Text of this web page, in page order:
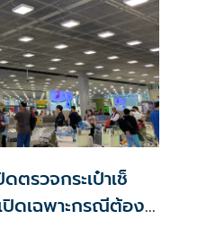
ตรวจกระเป๋าเช็
ปิดเฉพาะกรณีต้อง